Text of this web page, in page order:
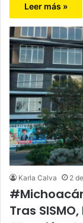
Leer más »
Karla Calva 2
Tras